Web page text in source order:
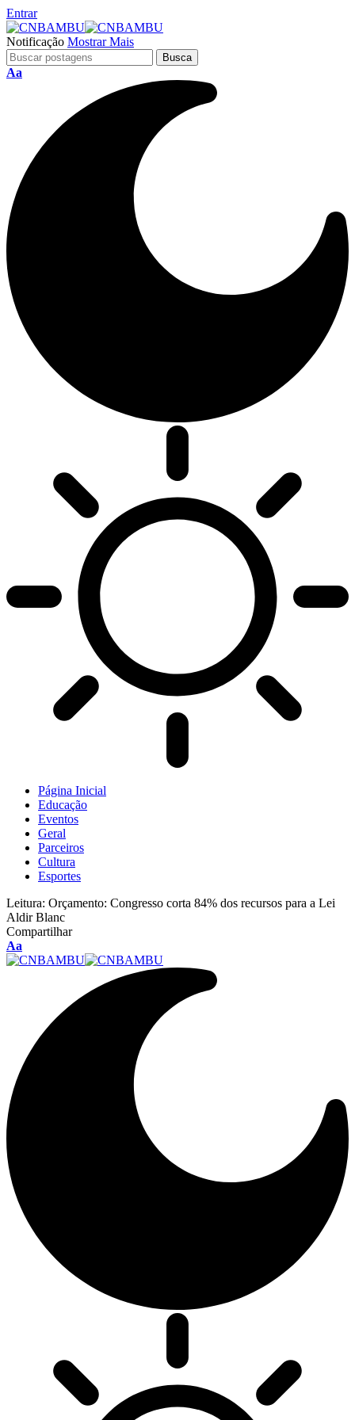
Entrar
Notificação Mostrar Mais
Aa
Página Inicial
Educação
Eventos
Geral
Parceiros
Cultura
Esportes
Leitura: Orçamento: Congresso corta 84% dos recursos para a Lei
Aldir Blanc
Compartilhar
Aa